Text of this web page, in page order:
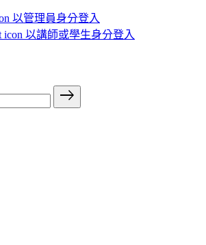
以管理員身分登入
以講師或學生身分登入
east